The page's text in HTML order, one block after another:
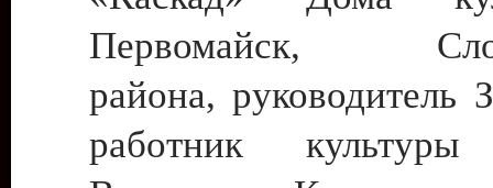
Первомайск,
района, руководитель
работник культуры